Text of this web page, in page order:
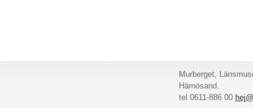
Murberget,
Härnösand.
tel 0611-886 00